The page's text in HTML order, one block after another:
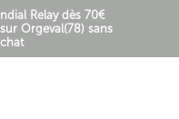
Relay dès 70€
Orgeval(78) sans